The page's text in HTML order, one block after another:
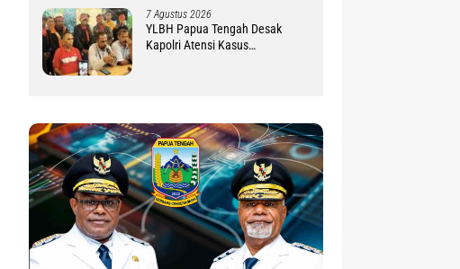
7 Agustus 2026
YLBH Papua Tengah Desak
Kapolri Atensi Kasus